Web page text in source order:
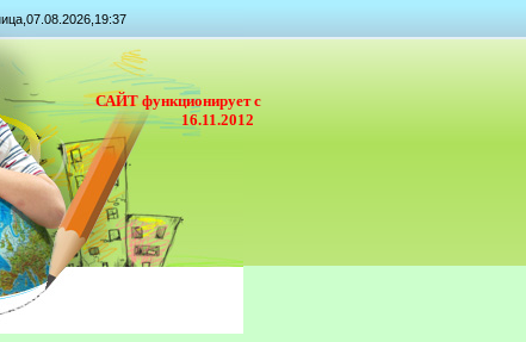
САЙТ функционирует с
16.11.2012